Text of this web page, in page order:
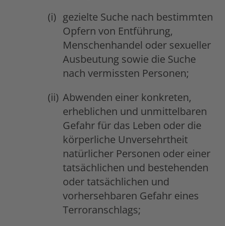
gezielte Suche nach bestimmten
Opfern von Entführung,
Menschenhandel oder sexueller
Ausbeutung sowie die Suche
nach vermissten Personen;
Abwenden einer konkreten,
erheblichen und unmittelbaren
Gefahr für das Leben oder die
körperliche Unversehrtheit
natürlicher Personen oder einer
tatsächlichen und bestehenden
oder tatsächlichen und
vorhersehbaren Gefahr eines
Terroranschlags;